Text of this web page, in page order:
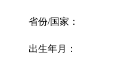
省份/国家：
出生年月：